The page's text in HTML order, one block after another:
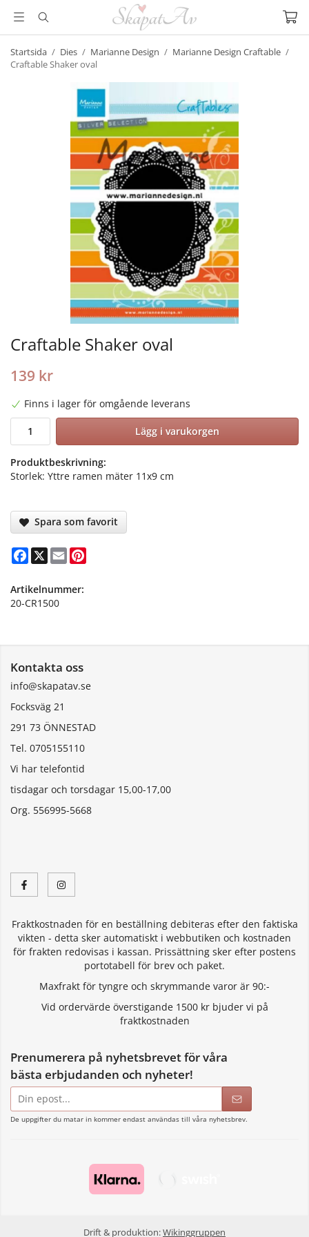
Startsida / Dies / Marianne Design / Marianne Design Craftable /
Craftable Shaker oval
Craftable Shaker oval
139 kr
Finns i lager för omgående leverans
Lägg i varukorgen
Produktbeskrivning:
Storlek: Yttre ramen mäter 11x9 cm
Spara som favorit
Facebook
X Email
Artikelnummer:
20-CR1500
Kontakta oss
info@skapatav.se
Focksväg 21
291 73 ÖNNESTAD
Tel. 0705155110
Vi har telefontid
tisdagar och torsdagar 15,00-17,00
Org. 556995-5668
Fraktkostnaden för en beställning debiteras efter den faktiska
vikten - detta sker automatiskt i webbutiken och kostnaden
för frakten redovisas i kassan. Prissättning sker efter postens
portotabell för brev och paket.
Maxfrakt för tyngre och skrymmande varor är 90:-
Vid ordervärde överstigande 1500 kr bjuder vi på
fraktkostnaden
Prenumerera på nyhetsbrevet för våra
bästa erbjudanden och nyheter!
postadress
De uppgifter du matar in kommer endast användas till våra nyhetsbrev.
Drift & produktion:Wikinggruppen